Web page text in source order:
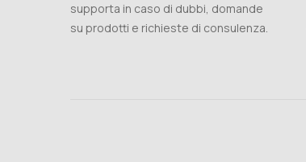
supporta in caso di dubbi, domande
su prodotti e richieste di consulenza.